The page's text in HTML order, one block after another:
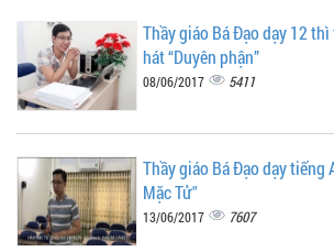
Thầy giáo Bá Đạo dạy 12
hát “Duyên phận”
08/06/2017 5411
Thầy giáo Bá Đạo dạy tiếng
Mặc Tử"
13/06/2017 7607